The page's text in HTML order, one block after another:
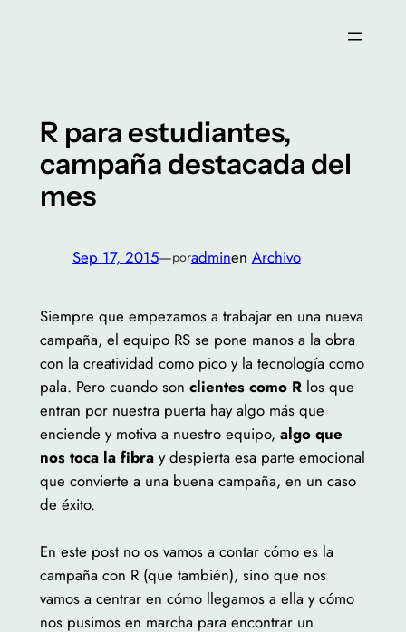
R para estudiantes,
campaña destacada del
mes
Sep 17, 2015—poradminen Archivo
Siempre que empezamos a trabajar en una nueva
campaña, el equipo RS se pone manos a la obra
con la creatividad como pico y la tecnología como
pala. Pero cuando son clientes como Rlos que
entran por nuestra puerta hay algo más que
enciende y motiva a nuestro equipo, algo que
nos toca la fibra y despierta esa parte emocional
que convierte a una buena campaña, en un caso
de éxito.
En este post no os vamos a contar cómo es la
campaña con R (que también), sino que nos
vamos a centrar en cómo llegamos a ella y cómo
nos pusimos en marcha para encontrar un